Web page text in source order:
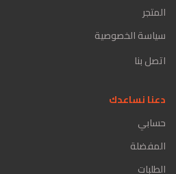
المتجر
سياسة الخصوصية
اتصل بنا
دعنا نساعدك
حسابي
المفضلة
الطلبات